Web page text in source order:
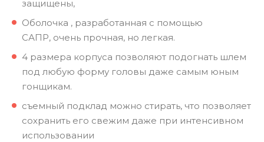
защищены,
Оболочка , разработанная с помощью
САПР, очень прочная, но легкая.
4 размера корпуса позволяют подогнать шлем
под любую форму головы даже самым юным
гонщикам.
съемный подклад можно стирать, что позволяет
сохранить его свежим даже при интенсивном
использовании